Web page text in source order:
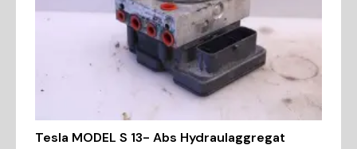
Tesla MODEL S 13- Abs Hydraulaggregat